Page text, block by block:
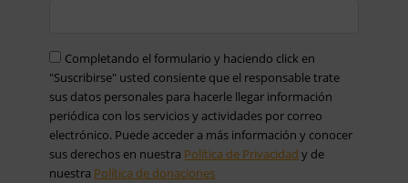
Completando el formulario y haciendo click en
"Suscribirse" usted consiente que el responsable trate
sus datos personales para hacerle llegar información
periódica con los servicios y actividades por correo
electrónico. Puede acceder a más información y conocer
sus derechos en nuestra Política de Privacidad y de
nuestra Política de donaciones